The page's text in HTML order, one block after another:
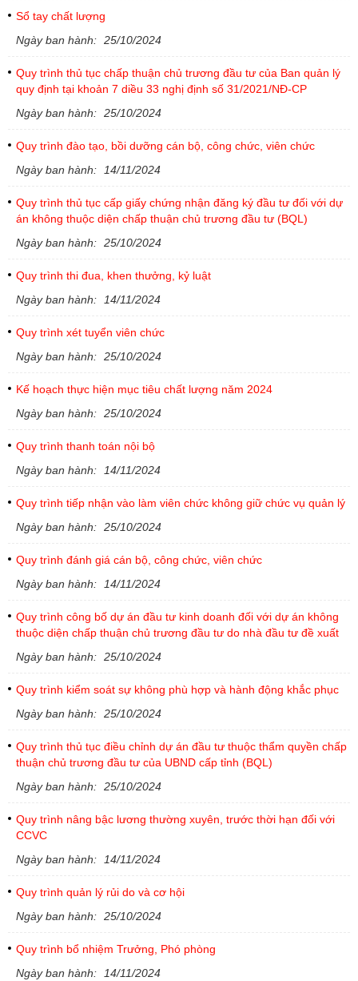
Sổ tay chất lượng
Ngày ban hành: 25/10/2024
Quy trình thủ tục chấp thuận chủ trương đầu tư của Ban quản lý
quy định tại khoản 7 diều 33 nghị định số 31/2021/NĐ-CP
Ngày ban hành: 25/10/2024
Quy trình đào tạo, bồi dưỡng cán bộ, công chức, viên chức
Ngày ban hành:
14/11/2024
Quy trình thủ tục cấp giấy chứng nhận đăng ký đầu tư đối với dự
án không thuộc diện chấp thuận chủ trương đầu tư (BQL)
Ngày ban hành: 25/10/2024
Quy trình thi đua, khen thưởng, kỷ luật
Ngày ban hành:
14/11/2024
Quy trình xét tuyển viên chức
Ngày ban hành: 25/10/2024
Kế hoạch thực hiện mục tiêu chất lượng năm 2024
Ngày ban hành: 25/10/2024
Quy trình thanh toán nội bộ
Ngày ban hành:
14/11/2024
Quy trình tiếp nhận vào làm viên chức không giữ chức vụ quản lý
Ngày ban hành: 25/10/2024
Quy trình đánh giá cán bộ, công chức, viên chức
Ngày ban hành:
14/11/2024
Quy trình công bố dự án đầu tư kinh doanh đối với dự án không
thuộc diện chấp thuận chủ trương đầu tư do nhà đầu tư đề xuất
Ngày ban hành: 25/10/2024
Quy trình kiểm soát sự không phù hợp và hành động khắc phục
Ngày ban hành: 25/10/2024
Quy trình thủ tục điều chỉnh dự án đầu tư thuộc thẩm quyền chấp
thuận chủ trương đầu tư của UBND cấp tỉnh (BQL)
Ngày ban hành: 25/10/2024
Quy trình nâng bậc lương thường xuyên, trước thời hạn đối với
CCVC
Ngày ban hành:
14/11/2024
Quy trình quản lý rủi do và cơ hội
Ngày ban hành: 25/10/2024
Quy trình bổ nhiệm Trưởng, Phó phòng
Ngày ban hành:
14/11/2024